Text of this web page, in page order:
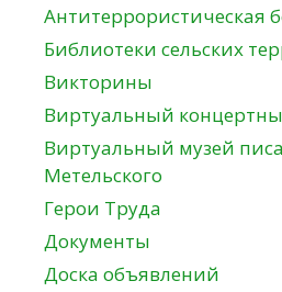
Антитеррористическая
Библиотеки сельских
Викторины
Виртуальный
Виртуальный музей
Метельского
Герои Труда
Документы
Доска объявлений